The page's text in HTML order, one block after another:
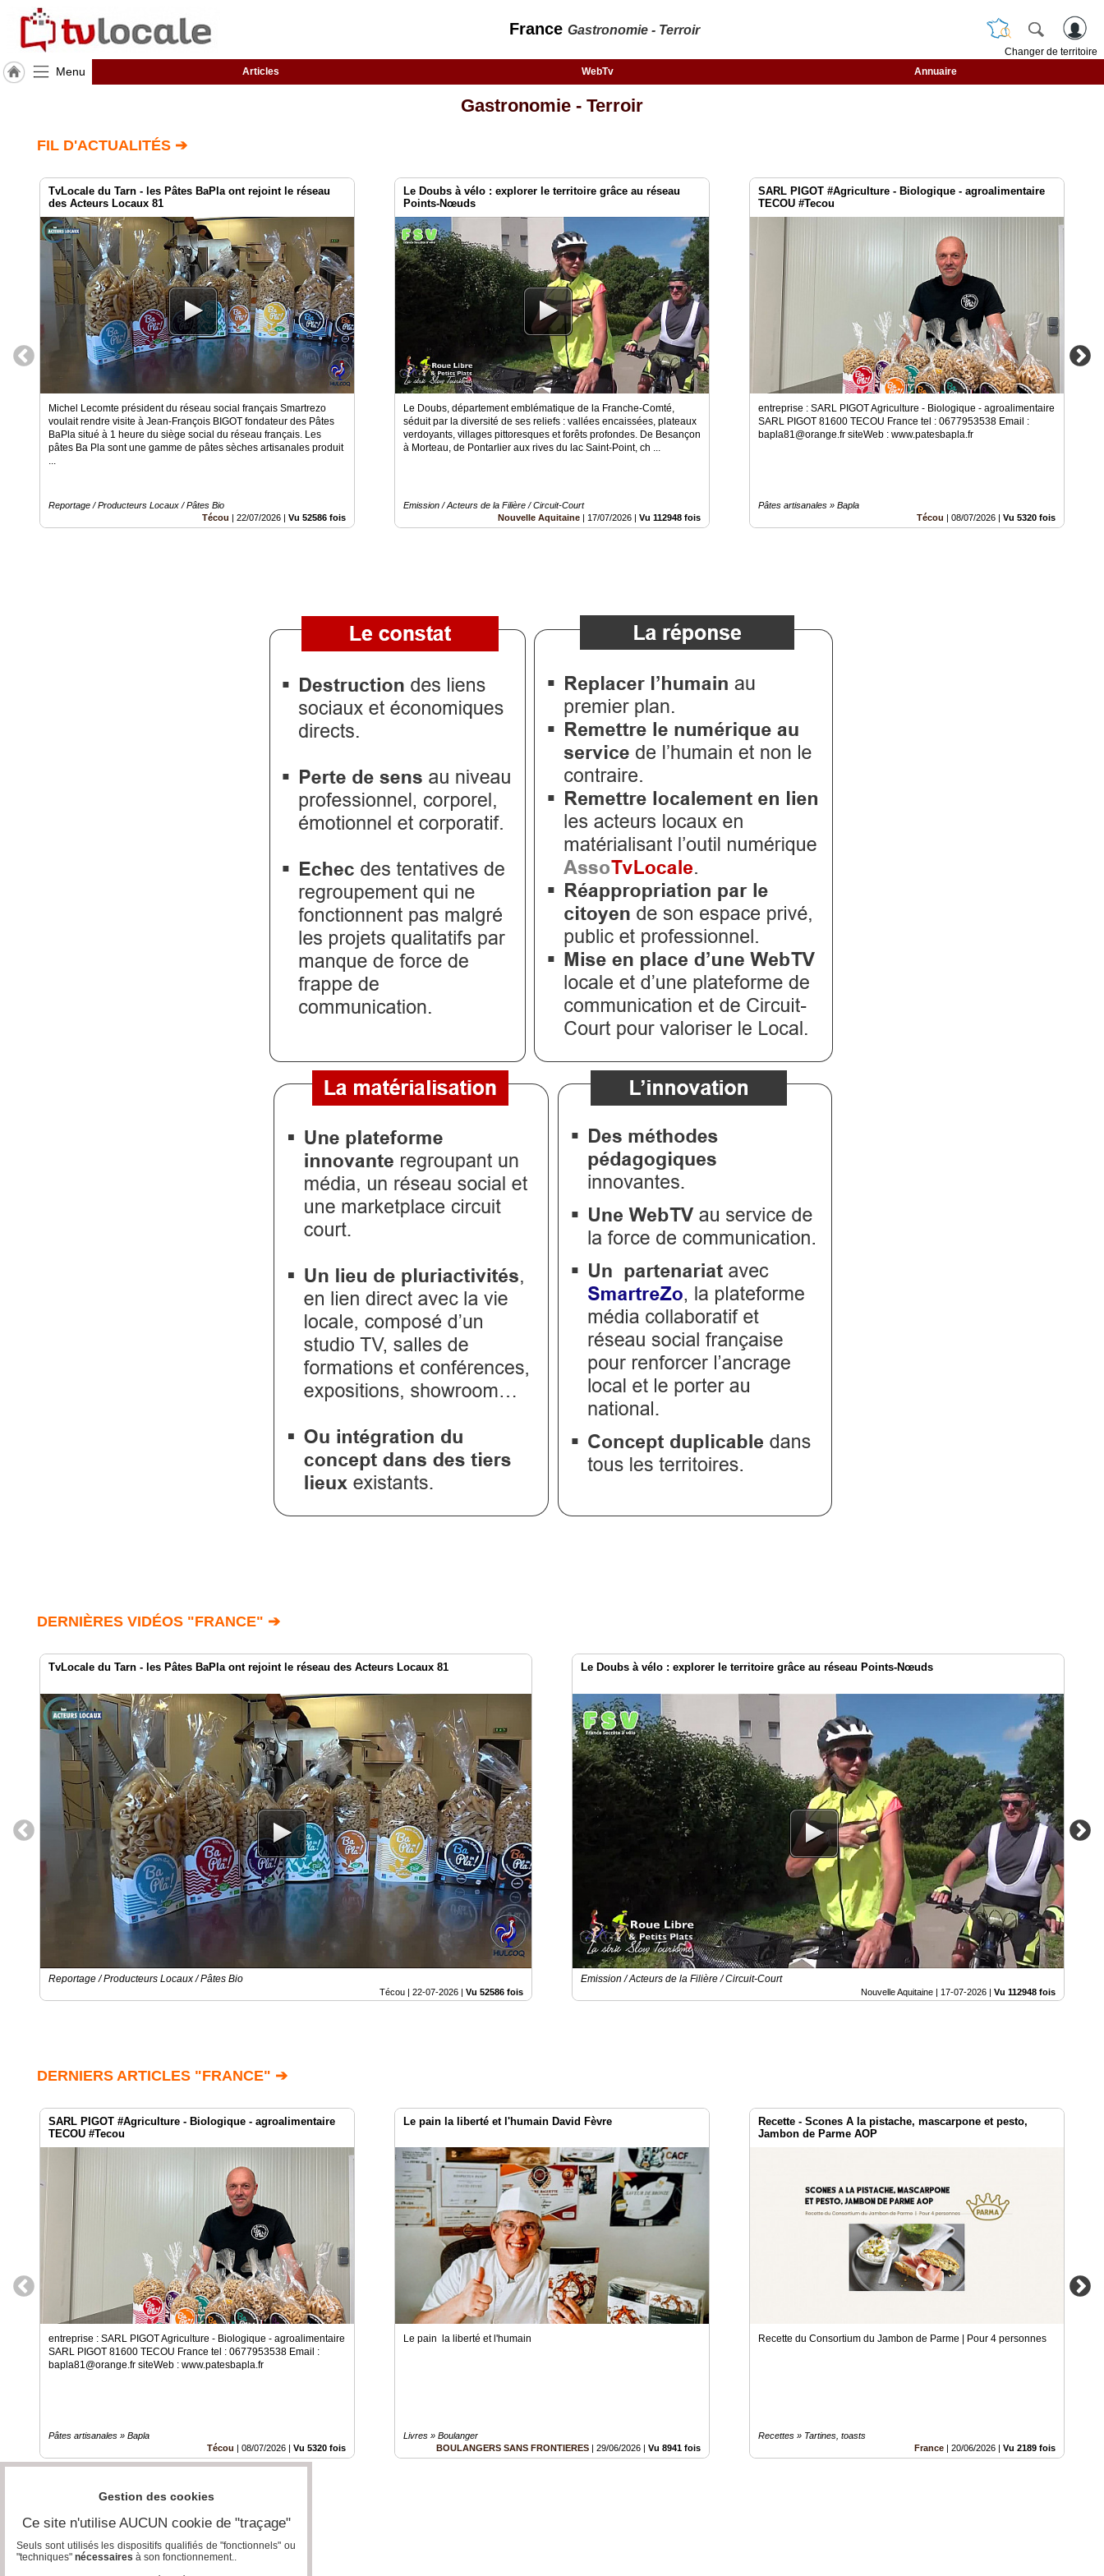
France Gastronomie - Terroir
Changer de territoire
Menu Articles WebTv Annuaire
RUBRIQUES
Vidéos
Gastronomie - Terroir
FIL D'ACTUALITÉS ➔
TvLocale du Tarn - les Pâtes BaPla ont rejoint le réseau
des Acteurs Locaux 81
Michel Lecomte président du réseau social français Smartrezo
voulait rendre visite à Jean-François BIGOT fondateur des Pâtes
BaPla situé à 1 heure du siège social du réseau français. Les
pâtes Ba Pla sont une gamme de pâtes sèches artisanales produit
...
Reportage / Producteurs Locaux / Pâtes Bio
Técou | 22/07/2026 | Vu 52586 fois
Le Doubs à vélo : explorer le territoire grâce au réseau
Points-Nœuds
Le Doubs, département emblématique de la Franche-Comté,
séduit par la diversité de ses reliefs : vallées encaissées, plateaux
verdoyants, villages pittoresques et forêts profondes. De Besançon
à Morteau, de Pontarlier aux rives du lac Saint-Point, ch ...
Emission / Acteurs de la Filière / Circuit-Court
Nouvelle Aquitaine | 17/07/2026 | Vu 112948 fois
SARL PIGOT #Agriculture - Biologique - agroalimentaire
TECOU #Tecou
entreprise : SARL PIGOT Agriculture - Biologique - agroalimentaire
SARL PIGOT 81600 TECOU France tel : 0677953538 Email :
bapla81@orange.fr siteWeb : www.patesbapla.fr
Pâtes artisanales » Bapla
Técou | 08/07/2026 | Vu 5320 fois
DERNIÈRES VIDÉOS "FRANCE" ➔
TvLocale du Tarn - les Pâtes BaPla ont rejoint le réseau des Acteurs Locaux 81
Reportage / Producteurs Locaux / Pâtes Bio
Técou | 22-07-2026 Vu 52586 fois
Le Doubs à vélo : explorer le territoire grâce au réseau Points-Nœuds
Emission / Acteurs de la Filière / Circuit-Court
Nouvelle Aquitaine | 17-07-2026 Vu 112948 fois
DERNIERS ARTICLES "FRANCE" ➔
SARL PIGOT #Agriculture - Biologique - agroalimentaire
TECOU #Tecou
entreprise : SARL PIGOT Agriculture - Biologique - agroalimentaire
SARL PIGOT 81600 TECOU France tel : 0677953538 Email :
bapla81@orange.fr siteWeb : www.patesbapla.fr
Pâtes artisanales » Bapla
Técou
08/07/2026 Vu 5320 fois
Le pain la liberté et l'humain David Fèvre
Le pain la liberté et l'humain
Livres » Boulanger
BOULANGERS SANS FRONTIERES
29/06/2026 Vu 8941 fois
Recette - Scones A la pistache, mascarpone et pesto,
Jambon de Parme AOP
Recette du Consortium du Jambon de Parme | Pour 4 personnes
Recettes » Tartines, toasts
France
20/06/2026 Vu 2189 fois
Gestion des cookies
Ce site n'utilise AUCUN cookie de "traçage"
Seuls sont utilisés les dispositifs qualifiés de "fonctionnels" ou
"techniques" nécessaires à son fonctionnement..